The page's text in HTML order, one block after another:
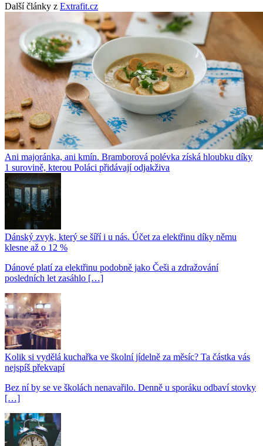
Další články z Extrafit.cz
Ani majoránka, ani kmín. Bramborová polévka získá hloubku díky
1 surovině, kterou Poláci přidávají odjakživa
Dánský zvyk, který se šíří i u nás. Účet za elektřinu díky němu
klesne až o 12 %
Dánové platí za elektřinu podobně jako Češi a zdražování
posledních let zasáhlo […]
Kolik si vydělá kuchařka ve školní jídelně za měsíc? Ta částka vás
nejspíš překvapí
Bez ní by se ve školách nenavařilo. Denně u sporáku odbaví stovky
[…]